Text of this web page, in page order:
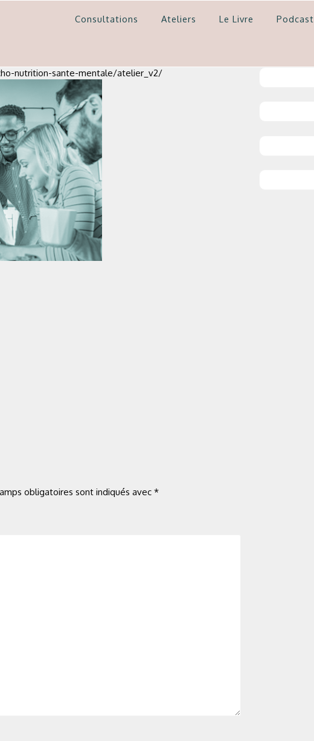
Consultations Ateliers Le Livre Podcast
nutrition-sante-mentale/atelier_v2/
obligatoires sont indiqués avec *